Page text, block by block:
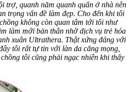
trợ, quanh năm quanh quẩn ở nhà nên
trọng vấn đề làm đẹp. Cho đến khi tôi
không còn quan tâm tới tôi như
làm mới bản thân nhờ dịch vụ trẻ hóa
xuân Ultrathera. Thật xứng đáng với
tôi rất tự tin với làn da căng mọng,
tôi cũng phải ngạc nhiên khi thấy